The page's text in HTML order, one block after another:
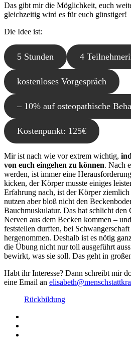
Das gibt mir die Möglichkeit, euch
gleichzeitig wird es für euch günstiger!
Die Idee ist:
5 Stunden 4
kostenloses Vorgespräch
– 10% auf osteopathische
Kostenpunkt: 125€
Mir ist nach wie vor extrem wichtig,
von euch eingehen zu können. Nach
werden, ist immer eine
kicken, der Körper musste einiges
Erfahrung nach, ist der Körper
nutzen aber bloß nicht den
Bauchmuskulatur. Das hat schlicht den
Nerven aus dem Becken kommen –
feststellen durften, bei
hergenommen. Deshalb ist es nötig
die Übung nicht nur toll ausgeführt
bewirkt, was sie soll. Das geht in
Habt ihr Interesse? Dann schreibt mir
eine Email an
Rückbildung